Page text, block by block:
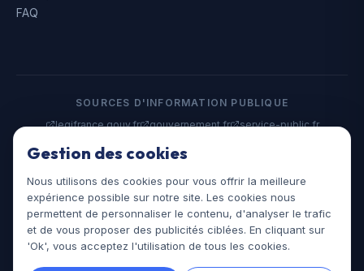
FAQ
SOURCES D'INFORMATION PUBLIQUE
legifrance.gouv.fr
gouvernement.fr
service-public.fr
©2026 Assistances Juridiques. Tous droits réservés.
assistances-juridiques.fr
Gestion des cookies
Nous utilisons des cookies pour vous offrir la meilleure
expérience possible sur notre site. Les cookies nous
permettent de personnaliser le contenu, d'analyser le trafic
et de vous proposer des publicités ciblées. En cliquant sur
'Ok', vous acceptez l'utilisation de tous les cookies.